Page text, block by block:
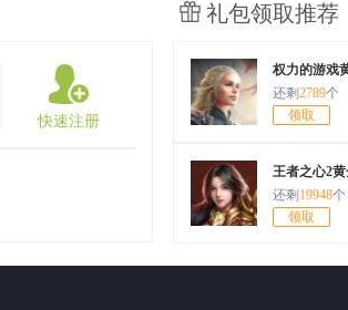
1568服
574服
传奇 1561服
快速注册
礼包领取推荐
权力的游戏
还剩2789个
领取
王者之心2
还剩19948个
领取